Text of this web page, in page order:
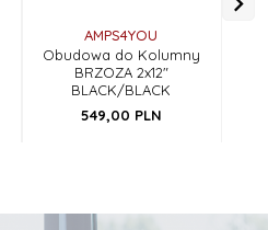
AMPS4YOU
Obudowa do Kolumny
BRZOZA 2x12"
BLACK/BLACK
549,00 PLN